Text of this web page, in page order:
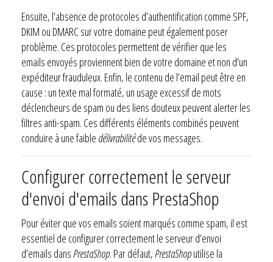
Ensuite, l’absence de protocoles d’authentification comme SPF,
DKIM ou DMARC sur votre domaine peut également poser
problème. Ces protocoles permettent de vérifier que les
emails envoyés proviennent bien de votre domaine et non d’un
expéditeur frauduleux. Enfin, le contenu de l’email peut être en
cause : un texte mal formaté, un usage excessif de mots
déclencheurs de spam ou des liens douteux peuvent alerter les
filtres anti-spam. Ces différents éléments combinés peuvent
conduire à une faible délivrabilitéde vos messages.
Configurer correctement le serveur
d'envoi d'emails dans PrestaShop
Pour éviter que vos emails soient marqués comme spam, il est
essentiel de configurer correctement le serveur d’envoi
d’emails dansPrestaShop. Par défaut,PrestaShoputilise la